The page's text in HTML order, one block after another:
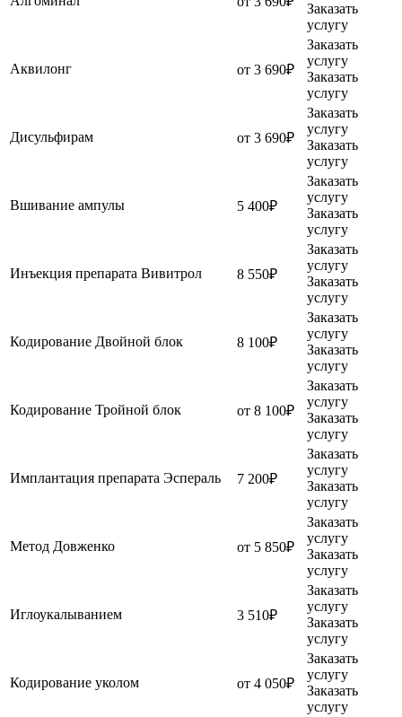
Заказать
услугу
Аквилонг от 3 690₽
Заказать
услугу
Заказать
услугу
Дисульфирам от 3 690₽
Заказать
услугу
Заказать
услугу
Вшивание ампулы 5 400₽
Заказать
услугу
Заказать
услугу
Инъекция препарата Вивитрол 8 550₽
Заказать
услугу
Заказать
услугу
Кодирование Двойной блок 8 100₽
Заказать
услугу
Заказать
услугу
Кодирование Тройной блок от 8 100₽
Заказать
услугу
Заказать
услугу
Имплантация препарата Эспераль 7 200₽
Заказать
услугу
Заказать
услугу
Метод Довженко от 5 850₽
Заказать
услугу
Заказать
услугу
Иглоукалыванием 3 510₽
Заказать
услугу
Заказать
услугу
Кодирование уколом от 4 050₽
Заказать
услугу
Заказать
услугу